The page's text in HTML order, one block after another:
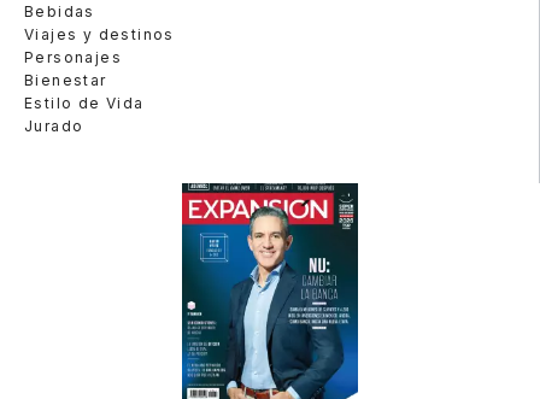
Bebidas
Viajes y destinos
Personajes
Bienestar
Estilo de Vida
Jurado